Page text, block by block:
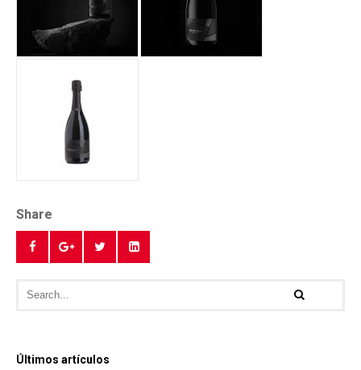
Share
Últimos artículos